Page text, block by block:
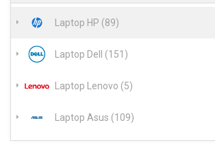
Laptop HP (89)
Laptop Dell (151)
Laptop Lenovo (5)
Laptop Asus (109)